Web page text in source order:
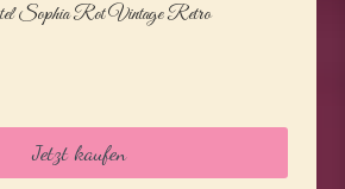
Sophia Rot Vintage Retro
Jetzt kaufen